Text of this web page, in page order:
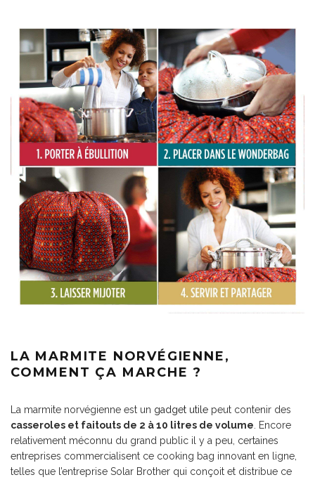
LA MARMITE NORVÉGIENNE,
COMMENT ÇA MARCHE ?
La marmite norvégienne est un gadget utile peut contenir des
casseroles et faitouts de 2 à 10 litres de volume . Encore
relativement méconnu du grand public il y a peu, certaines
entreprises commercialisent ce cooking bag innovant en ligne,
telles que l’entreprise Solar Brother qui conçoit et distribue ce